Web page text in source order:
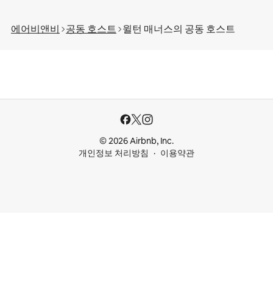
에어비앤비 공동 호스트 윌턴 매너스의 공⁠동 호⁠스⁠트
© 2026 Airbnb, Inc.
개인정보 처리방침
이용약관